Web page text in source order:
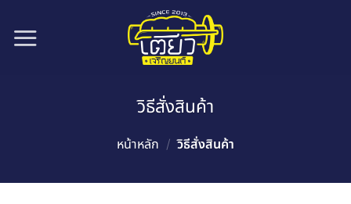
วิธีสั่งสินค้า
หน้าหลัก / วิธีสั่งสินค้า